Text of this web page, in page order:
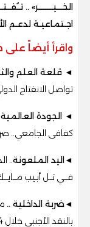
الخـــيــــــــر» ..
اجـتماعيـة لدعـم
واقرأ أيضاً
◄ قلعة العلم
تواصل الانفتاح
◄ الجودة
كفافى الجامعي..
◄اليد الملعونة ..
فـــي تــل أبـيب
◄ضربة الداخلية ..
بالنقد الأجنبي خلال 4 أشهر .